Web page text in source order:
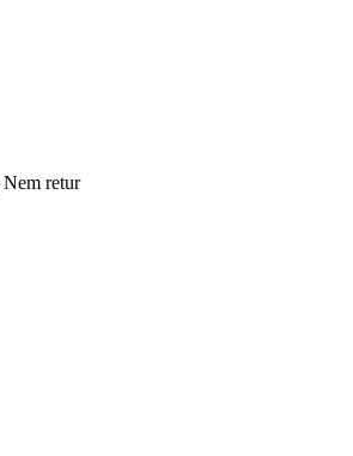
Nem retur